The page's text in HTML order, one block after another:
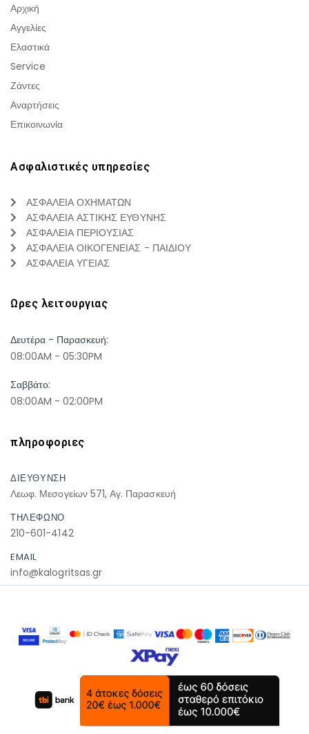
Αρχική
Αγγελίες
Ελαστικά
Service
Ζάντες
Αναρτήσεις
Επικοινωνία
Ασφαλιστικές υπηρεσίες
ΑΣΦΑΛΕΙΑ ΟΧΗΜΑΤΩΝ
ΑΣΦΑΛΕΙΑ ΑΣΤΙΚΗΣ ΕΥΘΥΝΗΣ
ΑΣΦΑΛΕΙΑ ΠΕΡΙΟΥΣΙΑΣ
ΑΣΦΑΛΕΙΑ ΟΙΚΟΓΕΝΕΙΑΣ - ΠΑΙΔΙΟΥ
ΑΣΦΑΛΕΙΑ ΥΓΕΙΑΣ
Ωρες λειτουργιας
Δευτέρα - Παρασκευή:
08:00AM - 05:30PM
Σαββάτο:
08:00AM - 02:00PM
πληροφοριες
ΔΙΕΥΘΥΝΣΗ
Λεωφ. Μεσογείων 571, Αγ. Παρασκευή
ΤΗΛΕΦΩΝΟ
210-601-4142
EMAIL
info@kalogritsas.gr